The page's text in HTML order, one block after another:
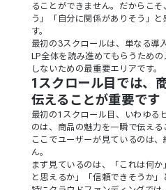
ることができません。だからこ
う」「自分に関係がありそう」
す。
最初の3スクロールは、単なる導
LP全体を読み進めてもらうため
しないための最重要エリアです。
1スクロール目では、
伝えることが重要です
最初の1スクロール目、いわゆる
のは、商品の魅力を一瞬で伝える
ここでユーザーが見ているのは
ん。
まず見ているのは、「これは何
と思えるか」「信頼できそうか」